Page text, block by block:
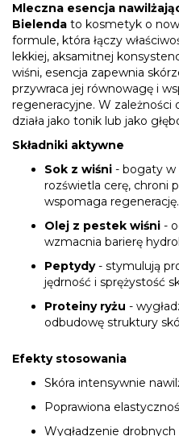
Mleczna esencja
Bielenda to kosmetyk o
formule, która łączy
lekkiej, aksamitnej
wiśni, esencja zapewnia
przywraca jej równowagę i
regeneracyjne. W zależności
działa jako tonik lub jako
Składniki aktywne
Sok z wiśni - bogaty w
rozświetla cerę, chroni
wspomaga regenerację.
Olej z pestek wiśni -
wzmacnia barierę
Peptydy- stymulują
jędrność i sprężystość
Proteiny ryżu -
odbudowę struktury
Efekty stosowania
Skóra intensywnie
Poprawiona
Wygładzenie